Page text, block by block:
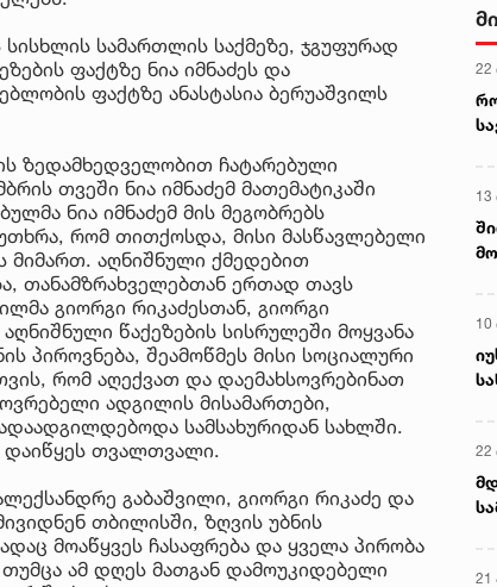
სამართლის საქმეზე, ჯგუფურად
ფაქტზე ნია იმნაძეს და
ფაქტზე ანასტასია ბერუაშვილს
ზედამხედველობით ჩატარებული
თვეში ნია იმნაძემ მათემატიკაში
ნია იმნაძემ მის მეგობრებს
რომ თითქოსდა, მისი მასწავლებელი
მიმართ. აღნიშნული ქმედებით
თანამზრახველებთან ერთად თავს
გიორგი რიკაძესთან, გიორგი
წაქეზების სისრულეში მოყვანა
პიროვნება, შეამოწმეს მისი სოციალური
რომ აღექვათ და დაემახსოვრებინათ
ადგილის მისამართები,
სამსახურიდან სახლში.
დაიწყეს თვალთვალი.
გაბაშვილი, გიორგი რიკაძე და
თბილისში, ზღვის უბნის
მოაწყვეს ჩასაფრება და ყველა პირობა
ამ დღეს მათგან დამოუკიდებელი
3